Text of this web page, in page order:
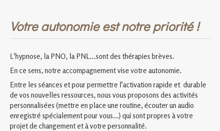
Votre autonomie est notre priorité !
L'hypnose, la PNO, la PNL...sont des thérapies brèves.
En ce sens, notre accompagnement vise votre autonomie.
Entre les séances et pour permettre l'activation rapide et durable
de vos nouvelles ressources, nous vous proposons des activités
personnalisées (mettre en place une routine, écouter un audio
enregistré spécialement pour vous...) qui sont propres à votre
projet de changement et à votre personnalité.